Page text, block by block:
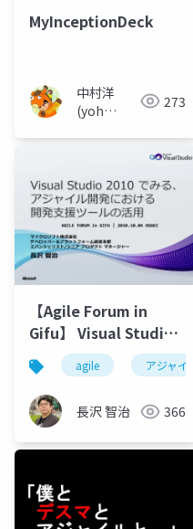
MyInceptionDeck
中村洋
(yoh
273
【Agile Forum in
Gifu】 Visual Studio
2010 でみる、アジャイ
ル開発における開発支
援ツールの活用
agile アジャイル
長沢 智治 366